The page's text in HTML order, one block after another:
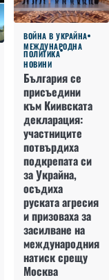
ВОЙНА В УКРАЙНА
МЕЖДУНАРОДНА
ПОЛИТИКА
НОВИНИ
България се
присъедини
към Киивската
декларация:
участниците
потвърдиха
подкрепата си
за Украйна,
осъдиха
руската агресия
и призоваха за
засилване на
международния
натиск срещу
Москва